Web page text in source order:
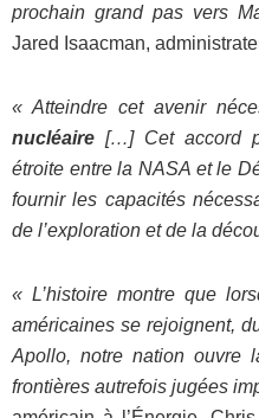
prochain grand pas vers
Jared Isaacman,
« Atteindre cet avenir
nucléaire […] Cet accord
étroite entre la NASA et le
fournir les capacités
de l’exploration et de la
« L’histoire montre que
américaines se rejoignent,
Apollo, notre nation ouvre
frontières autrefois jugées